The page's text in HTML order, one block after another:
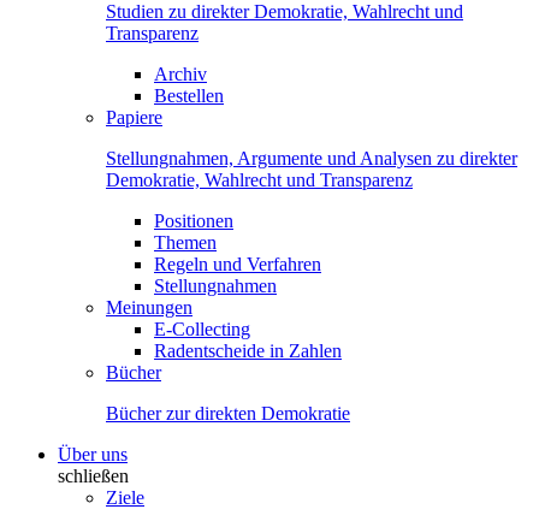
Studien zu direkter Demokratie, Wahlrecht und
Transparenz
Archiv
Bestellen
Papiere
Stellungnahmen, Argumente und Analysen zu direkter
Demokratie, Wahlrecht und Transparenz
Positionen
Themen
Regeln und Verfahren
Stellungnahmen
Meinungen
E-Collecting
Radentscheide in Zahlen
Bücher
Bücher zur direkten Demokratie
Über uns
schließen
Ziele